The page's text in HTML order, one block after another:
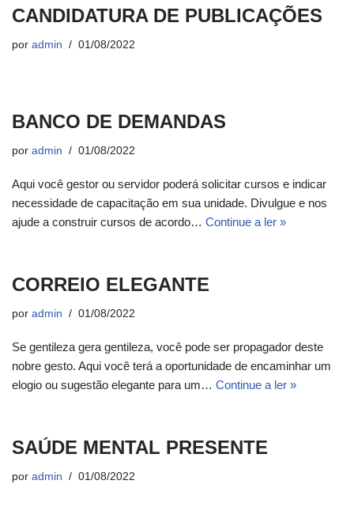
CANDIDATURA DE PUBLICAÇÕES
por admin 01/08/2022
BANCO DE DEMANDAS
por admin 01/08/2022
Aqui você gestor ou servidor poderá solicitar cursos e indicar
necessidade de capacitação em sua unidade. Divulgue e nos
ajude a construir cursos de acordo… Continue a ler »
CORREIO ELEGANTE
por admin 01/08/2022
Se gentileza gera gentileza, você pode ser propagador deste
nobre gesto. Aqui você terá a oportunidade de encaminhar um
elogio ou sugestão elegante para um… Continue a ler »
SAÚDE MENTAL PRESENTE
por admin 01/08/2022